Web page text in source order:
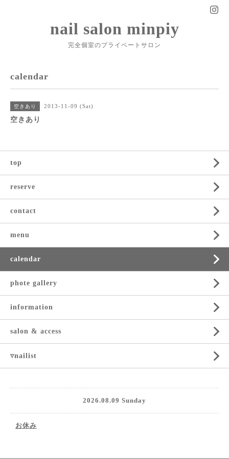
nail salon minpiy
完全個室のプライベートサロン
calendar
空きあり 2013-11-09 (Sat)
空きあり
top
reserve
contact
menu
calendar
phote gallery
information
salon & access
▿nailist
2026.08.09 Sunday
お休み